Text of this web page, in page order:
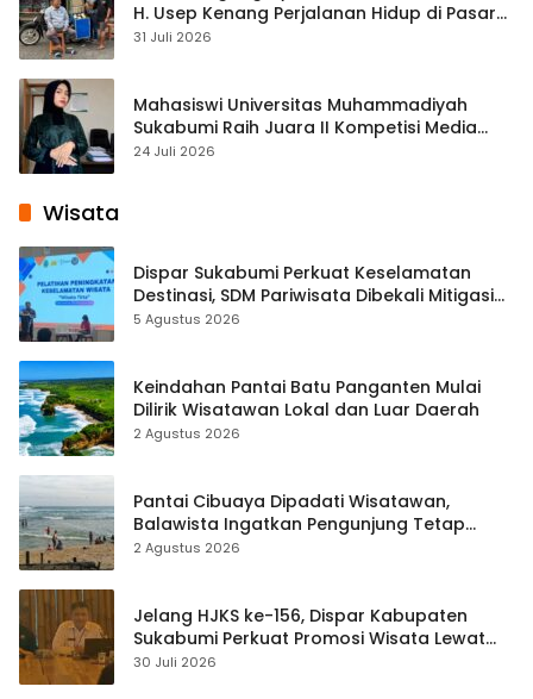
H. Usep Kenang Perjalanan Hidup di Pasar
Cisaat
31 Juli 2026
Mahasiswi Universitas Muhammadiyah
Sukabumi Raih Juara II Kompetisi Media
Pembelajaran Digital Tingkat Internasional
24 Juli 2026
Wisata
Dispar Sukabumi Perkuat Keselamatan
Destinasi, SDM Pariwisata Dibekali Mitigasi
hingga Teknik Evakuasi
5 Agustus 2026
Keindahan Pantai Batu Panganten Mulai
Dilirik Wisatawan Lokal dan Luar Daerah
2 Agustus 2026
Pantai Cibuaya Dipadati Wisatawan,
Balawista Ingatkan Pengunjung Tetap
Waspada
2 Agustus 2026
Jelang HJKS ke-156, Dispar Kabupaten
Sukabumi Perkuat Promosi Wisata Lewat
Publikasi Digital
30 Juli 2026